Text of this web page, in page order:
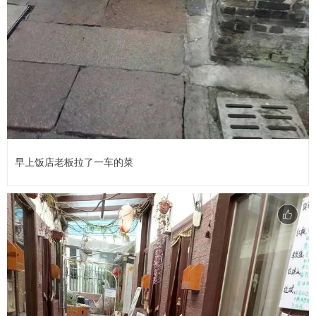
早上饭店老板拉了一车的菜